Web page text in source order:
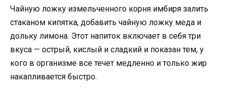
Чайную ложку измельченного корня имбиря залить
стаканом кипятка, добавить чайную ложку меда и
дольку лимона. Этот напиток включает в себя три
вкуса — острый, кислый и сладкий и показан тем, у
кого в организме все течет медленно и только жир
накапливается быстро.